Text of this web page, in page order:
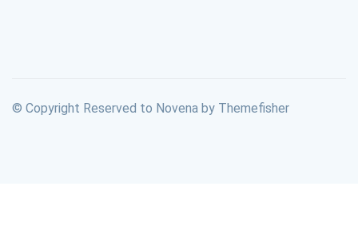
© Copyright Reserved to Novena by Themefisher